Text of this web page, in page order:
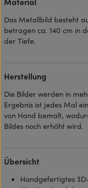
Das Metallbild besteht
betragen ca. 140 cm in
der Tiefe.
Herstellung
Die Bilder werden in
Ergebnis ist jedes Mal
von Hand bemalt,
Bildes noch erhöht wird.
Übersicht
Handgefertigtes